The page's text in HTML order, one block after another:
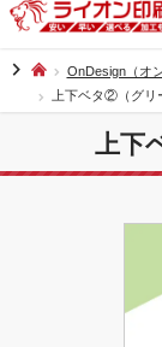
chevron_right OnDesign（オ
上下ベタ②（グリ
上下